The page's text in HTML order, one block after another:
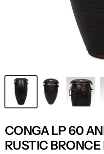
CONGA LP 60
RUSTIC